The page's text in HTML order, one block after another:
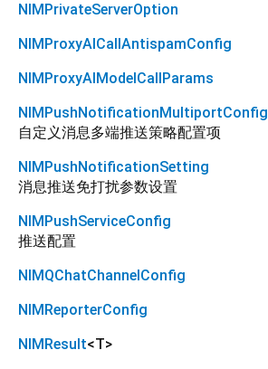
NIMPrivateServerOption
NIMProxyAICallAntispamConfig
NIMProxyAIModelCallParams
NIMPushNotificationMultiportConfig
自定义消息多端推送策略配置项
NIMPushNotificationSetting
消息推送免打扰参数设置
NIMPushServiceConfig
推送配置
NIMQChatChannelConfig
NIMReporterConfig
NIMResult<T>